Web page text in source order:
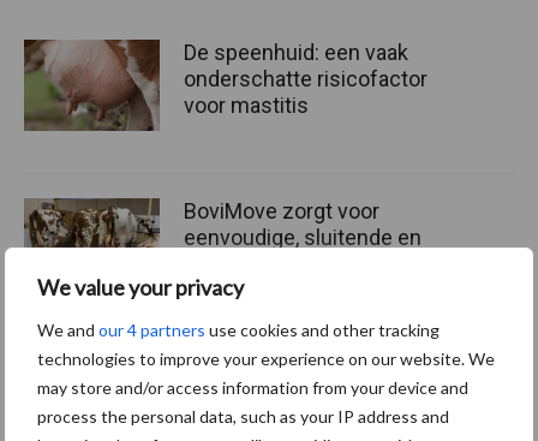
We value your privacy
We and our 4 partners use cookies and other tracking
technologies to improve your experience on our website. We
may store and/or access information from your device and
process the personal data, such as your IP address and
De speenhuid: een vaak
onderschatte risicofactor
voor mastitis
BoviMove zorgt voor
eenvoudige, sluitende en
traceerbaarheid van
Tien praktische tips voor
een langere levensduur